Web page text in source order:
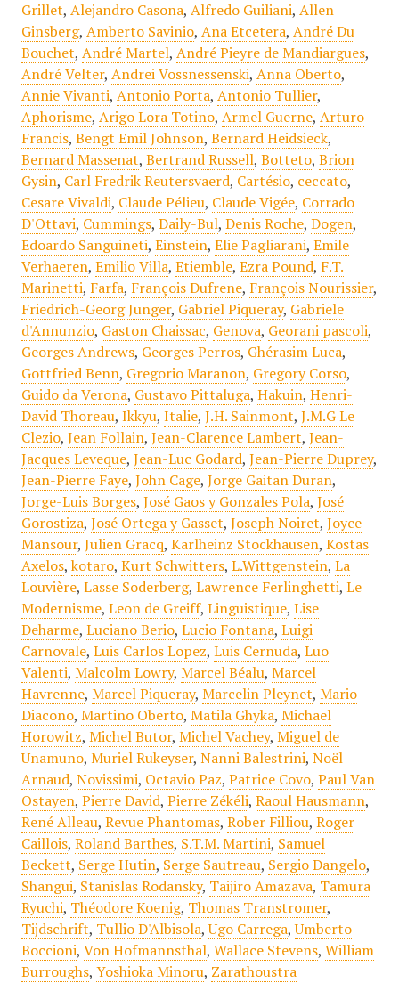
Grillet, Alejandro Casona, Alfredo Guiliani, Allen
Ginsberg, Amberto Savinio, Ana Etcetera, André Du
Bouchet, André Martel, André Pieyre de Mandiargues,
André Velter, Andrei Vossnessenski, Anna Oberto,
Annie Vivanti, Antonio Porta, Antonio Tullier,
Aphorisme, Arigo Lora Totino, Armel Guerne, Arturo
Francis, Bengt Emil Johnson, Bernard Heidsieck,
Bernard Massenat, Bertrand Russell, Botteto, Brion
Gysin, Carl Fredrik Reutersvaerd, Cartésio, ceccato,
Cesare Vivaldi, Claude Pélieu, Claude Vigée, Corrado
D'Ottavi, Cummings, Daily-Bul, Denis Roche, Dogen,
Edoardo Sanguineti, Einstein, Elie Pagliarani, Emile
Verhaeren, Emilio Villa, Etiemble, Ezra Pound, F.T.
Marinetti, Farfa, François Dufrene, François Nourissier,
Friedrich-Georg Junger, Gabriel Piqueray, Gabriele
d'Annunzio, Gaston Chaissac, Genova, Georani pascoli,
Georges Andrews, Georges Perros, Ghérasim Luca,
Gottfried Benn, Gregorio Maranon, Gregory Corso,
Guido da Verona, Gustavo Pittaluga, Hakuin, Henri-
David Thoreau, Ikkyu, Italie, J.H. Sainmont, J.M.G Le
Clezio, Jean Follain, Jean-Clarence Lambert, Jean-
Jacques Leveque, Jean-Luc Godard, Jean-Pierre Duprey,
Jean-Pierre Faye, John Cage, Jorge Gaitan Duran,
Jorge-Luis Borges, José Gaos y Gonzales Pola, José
Gorostiza, José Ortega y Gasset, Joseph Noiret, Joyce
Mansour, Julien Gracq, Karlheinz Stockhausen, Kostas
Axelos,kotaro, Kurt Schwitters, L.Wittgenstein, La
Louvière, Lasse Soderberg, Lawrence Ferlinghetti, Le
Modernisme, Leon de Greiff, Linguistique, Lise
Deharme, Luciano Berio, Lucio Fontana, Luigi
Carnovale, Luis Carlos Lopez, Luis Cernuda, Luo
Valenti, Malcolm Lowry, Marcel Béalu, Marcel
Havrenne, Marcel Piqueray, Marcelin Pleynet, Mario
Diacono, Martino Oberto, Matila Ghyka, Michael
Horowitz, Michel Butor, Michel Vachey, Miguel de
Unamuno, Muriel Rukeyser, Nanni Balestrini, Noël
Arnaud, Novissimi, Octavio Paz, Patrice Covo, Paul Van
Ostayen, Pierre David, Pierre Zékéli, Raoul Hausmann,
René Alleau, Revue Phantomas, Rober Filliou, Roger
Caillois, Roland Barthes, S.T.M. Martini, Samuel
Beckett, Serge Hutin, Serge Sautreau, Sergio Dangelo,
Shangui, Stanislas Rodansky, Taijiro Amazava, Tamura
Ryuchi, Théodore Koenig, Thomas Transtromer,
Tijdschrift, Tullio D'Albisola,Ugo Carrega,Umberto
Boccioni, Von Hofmannsthal, Wallace Stevens, William
Burroughs, Yoshioka Minoru, Zarathoustra